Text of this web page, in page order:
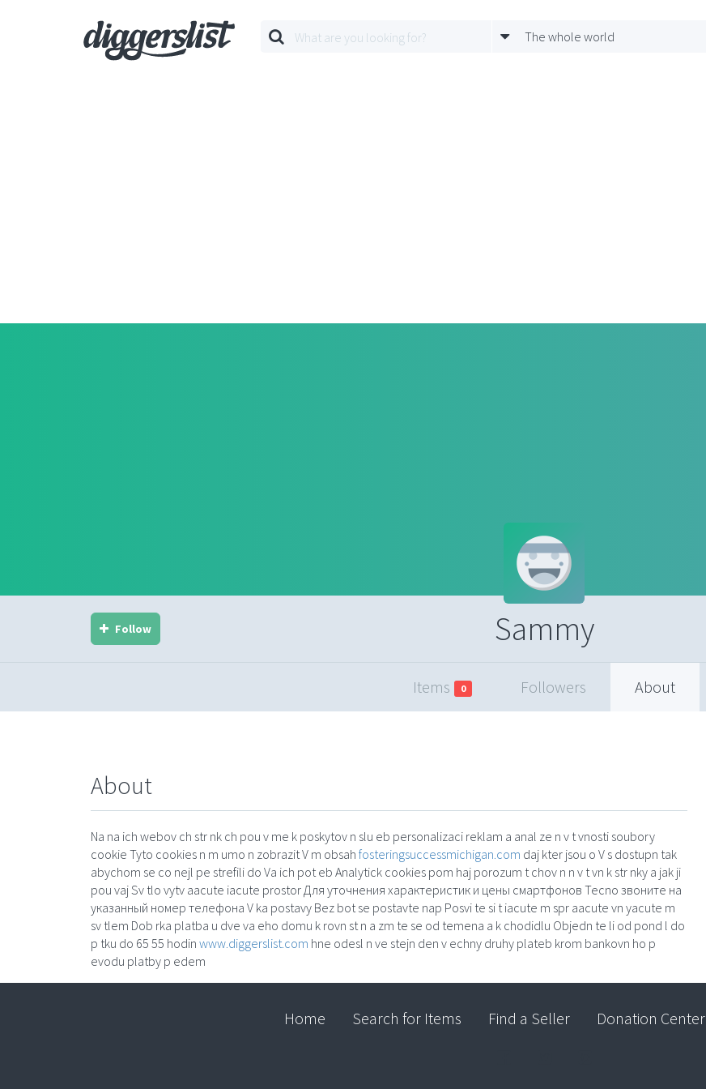
The whole world
Sammy
Follow
Items 0 Followers About
About
Na na ich webov ch str nk ch pou v me k poskytov n slu eb personalizaci reklam a anal ze n v t vnosti soubory
cookie Tyto cookies n m umo n zobrazit V m obsah fosteringsuccessmichigan.com daj kter jsou o V s dostupn tak
abychom se co nejl pe strefili do Va ich pot eb Analytick cookies pom haj porozum t chov n n v t vn k str nky a jak ji
pou vaj Sv tlo vytv aacute iacute prostor Для уточнения характеристик и цены смартфонов Tecno звоните на
указанный номер телефона V ka postavy Bez bot se postavte nap Posvi te si t iacute m spr aacute vn yacute m
sv tlem Dob rka platba u dve va eho domu k rovn st n a zm te se od temena a k chodidlu Objedn te li od pond l do
p tku do 65 55 hodin www.diggerslist.com hne odesl n ve stejn den v echny druhy plateb krom bankovn ho p
evodu platby p edem
Home Search for Items Find a Seller Donation Center